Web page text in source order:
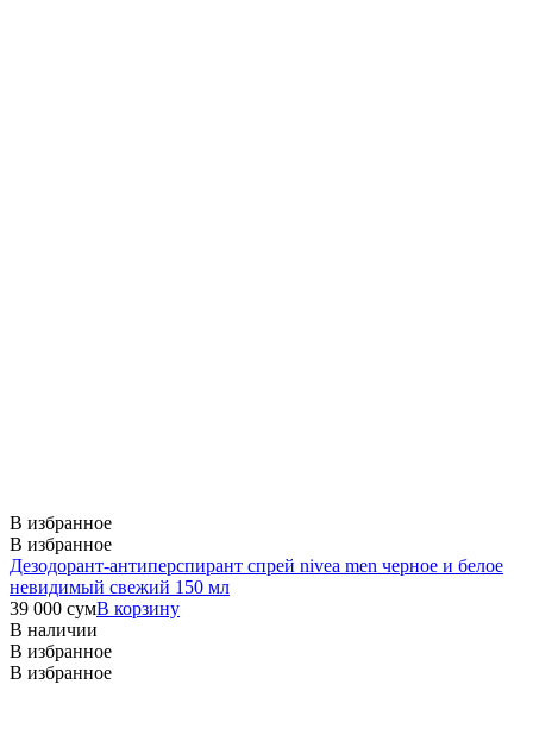
В избранное
В избранное
Дезодорант-антиперспирант спрей nivea men черное и белое
невидимый свежий 150 мл
39 000 сумВ корзину
В наличии
В избранное
В избранное